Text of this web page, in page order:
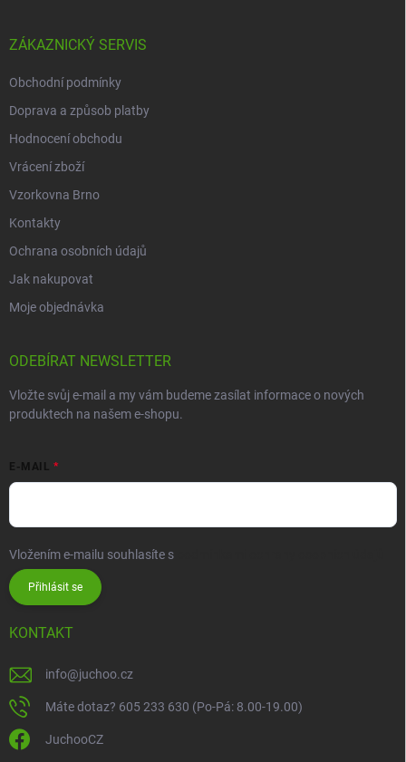
ZÁKAZNICKÝ SERVIS
Obchodní podmínky
Doprava a způsob platby
Hodnocení obchodu
Vrácení zboží
Vzorkovna Brno
Kontakty
Ochrana osobních údajů
Jak nakupovat
Moje objednávka
ODEBÍRAT NEWSLETTER
Vložte svůj e-mail a my vám budeme zasílat informace o nových
produktech na našem e-shopu.
E-MAIL
Vložením e-mailu souhlasíte s
Přihlásit se
KONTAKT
info@juchoo.cz
Máte dotaz? 605 233 630 (Po-Pá: 8.00-19.00)
JuchooCZ